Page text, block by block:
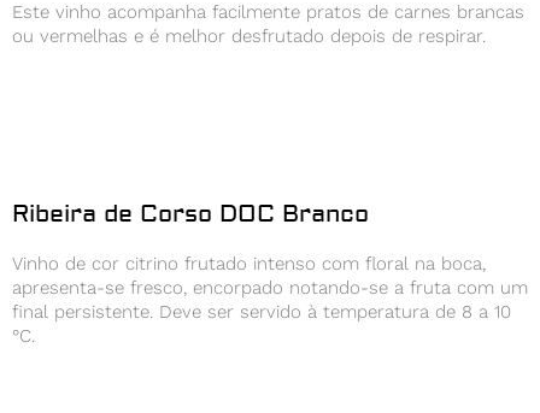
Este vinho acompanha facilmente pratos de carnes brancas
ou vermelhas e é melhor desfrutado depois de respirar.
Ribeira de Corso DOC Branco
Vinho de cor citrino frutado intenso com floral na boca,
apresenta-se fresco, encorpado notando-se a fruta com um
final persistente. Deve ser servido à temperatura de 8 a 10
°C.